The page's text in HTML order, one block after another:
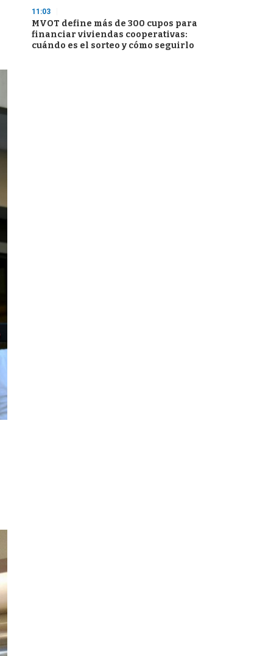
11:03
MVOT define más de 300 cupos para
financiar viviendas cooperativas:
cuándo es el sorteo y cómo seguirlo